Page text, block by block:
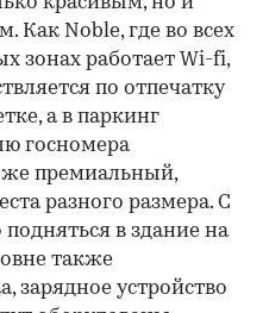
Как Noble, где во всех
зонах работает Wi-fi,
по отпечатку
а в паркинг
госномера
премиальный,
разного размера. С
в здание на
также
зарядное устройство